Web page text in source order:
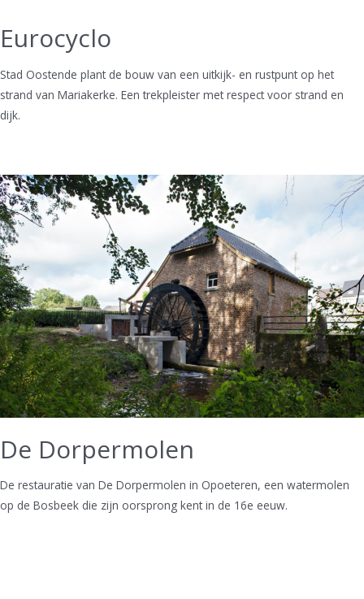
Eurocyclo
Stad Oostende plant de bouw van een uitkijk- en rustpunt op het
strand van Mariakerke. Een trekpleister met respect voor strand en
dijk.
De Dorpermolen
De restauratie van De Dorpermolen in Opoeteren, een watermolen
op de Bosbeek die zijn oorsprong kent in de 16e eeuw.